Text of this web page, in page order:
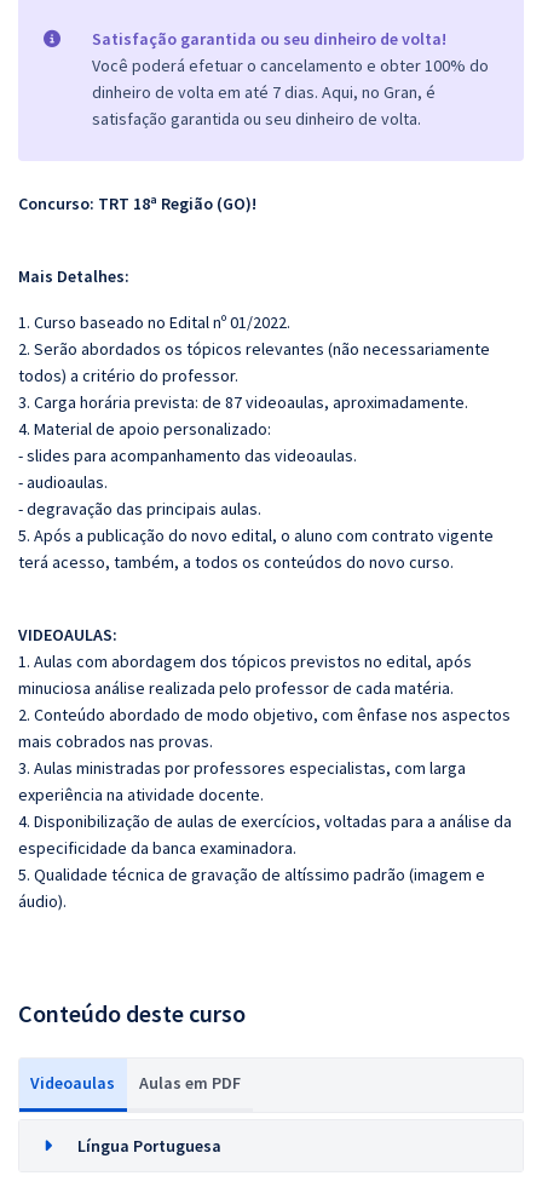
Satisfação garantida ou seu dinheiro de volta!
Você poderá efetuar o cancelamento e obter 100% do
dinheiro de volta em até 7 dias. Aqui, no Gran, é
satisfação garantida ou seu dinheiro de volta.
Concurso: TRT 18ª Região (GO)!
Mais Detalhes:
1. Curso baseado no Edital nº 01/2022.
2. Serão abordados os tópicos relevantes (não necessariamente
todos) a critério do professor.
3. Carga horária prevista: de 87 videoaulas, aproximadamente.
4. Material de apoio personalizado:
- slides para acompanhamento das videoaulas.
- audioaulas.
- degravação das principais aulas.
5. Após a publicação do novo edital, o aluno com contrato vigente
terá acesso, também, a todos os conteúdos do novo curso.
VIDEOAULAS:
1. Aulas com abordagem dos tópicos previstos no edital, após
minuciosa análise realizada pelo professor de cada matéria.
2. Conteúdo abordado de modo objetivo, com ênfase nos aspectos
mais cobrados nas provas.
3. Aulas ministradas por professores especialistas, com larga
experiência na atividade docente.
4. Disponibilização de aulas de exercícios, voltadas para a análise da
especificidade da banca examinadora.
5. Qualidade técnica de gravação de altíssimo padrão (imagem e
áudio).
Conteúdo deste curso
Videoaulas Aulas em PDF
Língua Portuguesa